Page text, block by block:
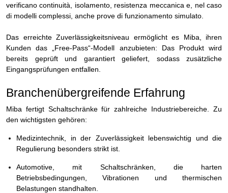
verificano continuità, isolamento, resistenza meccanica e, nel caso
di modelli complessi, anche prove di funzionamento simulato.
Das erreichte Zuverlässigkeitsniveau ermöglicht es Miba, ihren
Kunden das „Free-Pass“-Modell anzubieten: Das Produkt wird
bereits geprüft und garantiert geliefert, sodass zusätzliche
Eingangsprüfungen entfallen.
Branchenübergreifende Erfahrung
Miba fertigt Schaltschränke für zahlreiche Industriebereiche. Zu
den wichtigsten gehören:
Medizintechnik, in der Zuverlässigkeit lebenswichtig und die
Regulierung besonders strikt ist.
Automotive, mit Schaltschränken, die harten
Betriebsbedingungen, Vibrationen und thermischen
Belastungen standhalten.